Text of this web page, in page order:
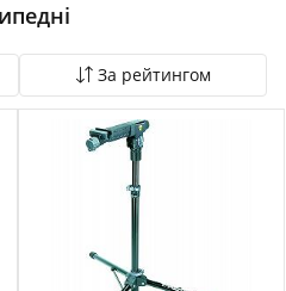
За рейтингом